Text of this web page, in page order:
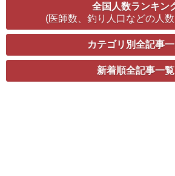
全国人数ランキン
(医師数、釣り人口などの人
カテゴリ別全記事
新着順全記事一覧